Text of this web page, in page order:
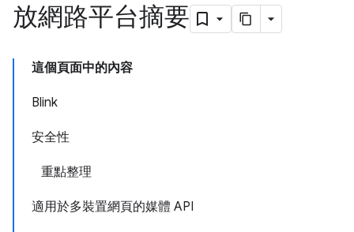
放網路平台摘要
這個頁面中的內容
Blink
安全性
重點整理
適用於多裝置網頁的媒體 API